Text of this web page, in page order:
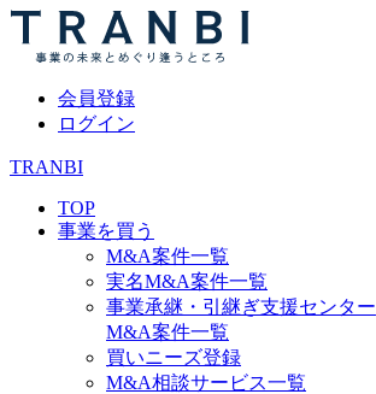
会員登録
ログイン
TRANBI
TOP
事業を買う
M&A案件一覧
実名M&A案件一覧
事業承継・引継ぎ支援センター
M&A案件一覧
買いニーズ登録
M&A相談サービス一覧